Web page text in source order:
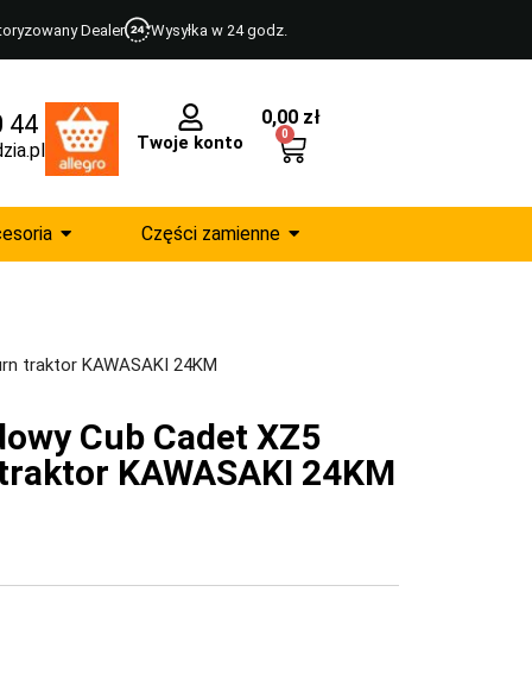
Dealer Wysyłka w 24 godz.
44
Twoje konto
0,00 zł
0
Części zamienne
traktor KAWASAKI 24KM
Cub Cadet XZ5
KAWASAKI 24KM